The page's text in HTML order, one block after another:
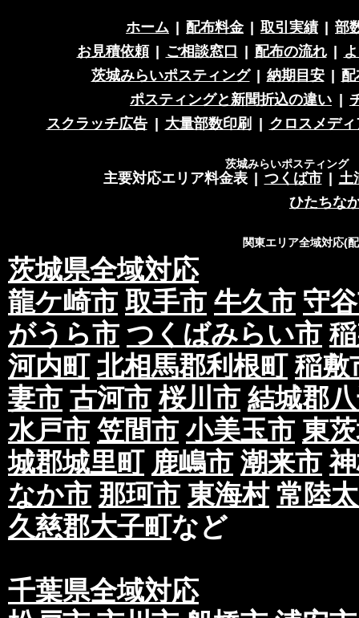
ホーム 配布料金 取引実績
部
お見積依頼
ご相談窓口 配布の流れ
茨城みらいポスティング
納期目安
ポスティングと新聞折込の違い
スクラッチ広告
大量部数印刷 クロスメディ
茨城みらいポスティング
主要対応エリア料金表 つくば市
土
ひたちな
関東エリア全域対応(
茨城県全域対応
龍ケ崎市 取手市 牛久市 守
がうら市 つくばみらい市
河内町 北相馬郡利根町 稲敷
妻市 古河市 桜川市 結城郡
水戸市 笠間市 小美玉市 東
城郡城里町 鹿嶋市 潮来市
なか市 那珂市 東海村 常陸
久慈郡大子町など
千葉県全域対応